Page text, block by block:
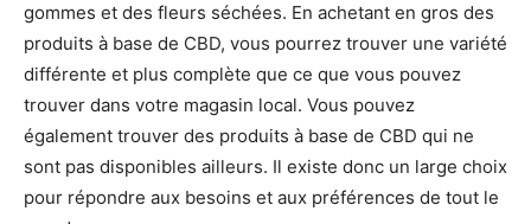
gommes et des fleurs séchées. En achetant en gros des
produits à base de CBD, vous pourrez trouver une variété
différente et plus complète que ce que vous pouvez
trouver dans votre magasin local. Vous pouvez
également trouver des produits à base de CBD qui ne
sont pas disponibles ailleurs. Il existe donc un large choix
pour répondre aux besoins et aux préférences de tout le